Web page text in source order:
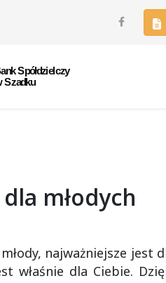
młodych
najważniejsze
właśnie dla Ciebie.